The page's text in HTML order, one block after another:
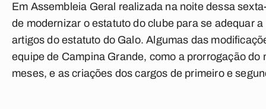
Em Assembleia Geral realizada na noite dessa
de modernizar o estatuto do clube para se adequar
artigos do estatuto do Galo. Algumas das
equipe de Campina Grande, como a prorrogação
meses, e as criações dos cargos de primeiro e